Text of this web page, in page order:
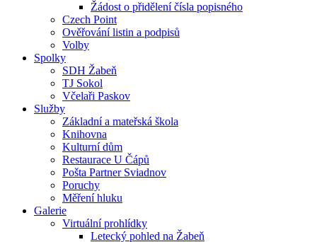
Žádost o přidělení čísla popisného
Czech Point
Ověřování listin a podpisů
Volby
Spolky
SDH Žabeň
TJ Sokol
Včelaři Paskov
Služby
Základní a mateřská škola
Knihovna
Kulturní dům
Restaurace U Čápů
Pošta Partner Sviadnov
Poruchy
Měření hluku
Galerie
Virtuální prohlídky
Letecký pohled na Žabeň